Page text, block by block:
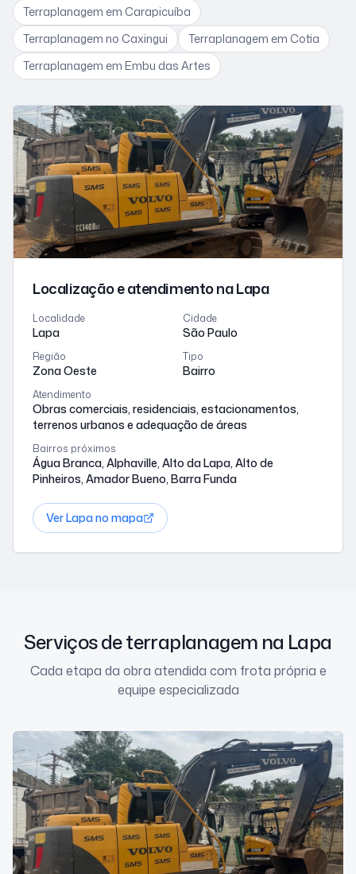
Terraplanagem em Carapicuíba
Terraplanagem no Caxingui Terraplanagem em Cotia
Terraplanagem em Embu das Artes
Localização e atendimentona Lapa
Localidade
Lapa
Cidade
São Paulo
Região
Zona Oeste
Tipo
Bairro
Atendimento
Obras comerciais, residenciais, estacionamentos,
terrenos urbanos e adequação de áreas
Bairros próximos
Água Branca, Alphaville, Alto da Lapa, Alto de
Pinheiros, Amador Bueno, Barra Funda
VerLapano mapa
Serviços de terraplanagem na Lapa
Cada etapa da obra atendida com frota própria e
equipe especializada